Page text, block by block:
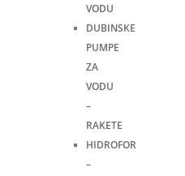
VODU
DUBINSKE
PUMPE
ZA
VODU
–
RAKETE
HIDROFOR
–